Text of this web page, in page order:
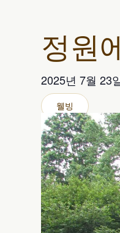
정원
2025년 7월 23
웰빙